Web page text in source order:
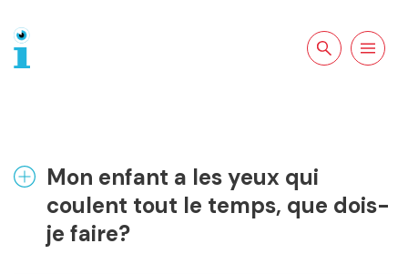
Rechercher sur
Ouvrir la
Mon enfant a les yeux qui
coulent tout le temps, que dois-
je faire?